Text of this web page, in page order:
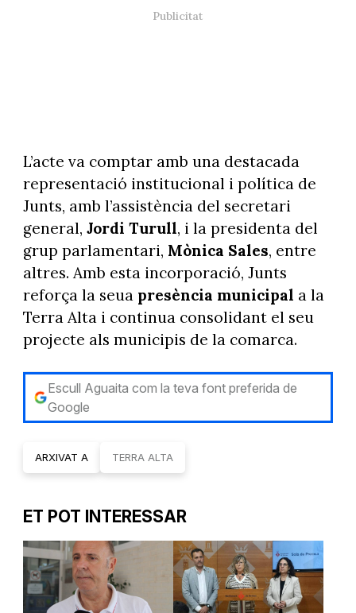
L’acte va comptar amb una destacada
representació institucional i política de
Junts, amb l’assistència del secretari
general, Jordi Turull, i la presidenta del
grup parlamentari, Mònica Sales, entre
altres. Amb esta incorporació, Junts
reforça la seua presència municipal a la
Terra Alta i continua consolidant el seu
projecte als municipis de la comarca.
Escull Aguaita com la teva font preferida de
Google
ARXIVAT A TERRA ALTA
ET POT INTERESSAR